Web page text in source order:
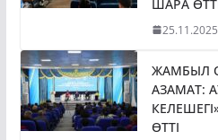
ШАРА
25.11.2025
ЖАМБЫЛ
АЗАМАТ:
ӨТТІ